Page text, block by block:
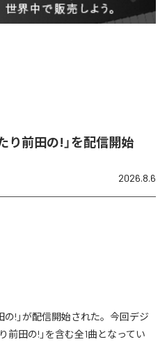
り前田の!」を配信開始
2026.8.6
の!」が配信開始された。今回デジ
前田の!」を含む全1曲となってい